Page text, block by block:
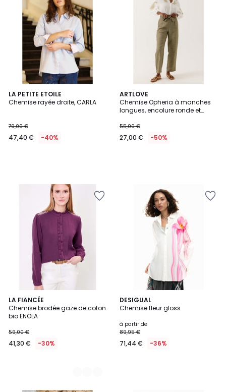
LA PETITE ETOILE
Chemise rayée droite, CARLA
79,00 €
47,40 € -40%
ARTLOVE
Chemise Opheria à manches
longues, encolure ronde et
55,00 €
27,00 € -50%
LA FIANCÉE
Chemise brodée gaze de coton
bio ENOLA
59,00 €
41,30 € -30%
4
Couleurs
DESIGUAL
Chemise fleur gloss
à partir de
89,95 €
71,44 € -36%